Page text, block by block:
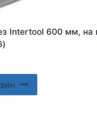
Intertool 600 мм, на